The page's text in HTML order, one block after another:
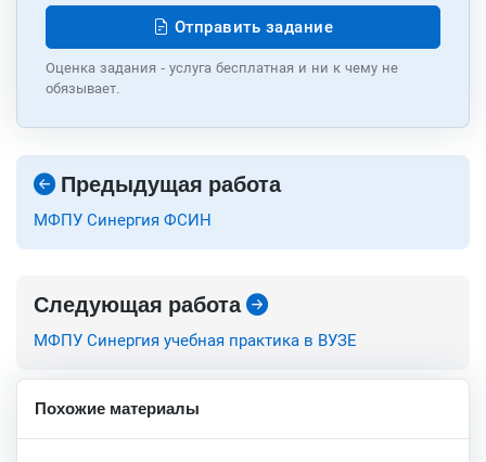
Отправить задание
Оценка задания - услуга бесплатная и ни к чему не
обязывает.
Предыдущая работа
МФПУ Синергия ФСИН
Следующая работа
МФПУ Синергия учебная практика в ВУЗЕ
Похожие материалы